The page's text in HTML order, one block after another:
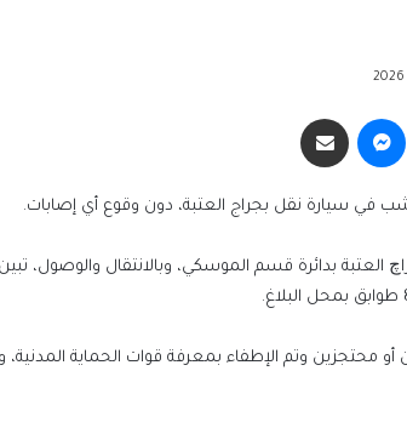
سكايب ماسنجر
في سيارة نقل بجراج العتبة، دون وقوع أي إصابات.
العتبة بدائرة قسم الموسكي، وبالانتقال والوصول،
وتم الإطفاء بمعرفة قوات الحماية المدنية،
جمهورية